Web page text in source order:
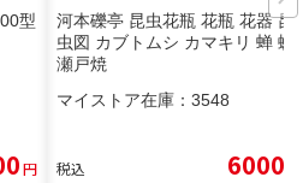
型
円
河本礫亭 昆虫花瓶 花瓶 花器 昆
虫図 カブトムシ カマキリ 蝉 蝶
瀬戸焼
マイストア在庫： 3548
税込 6000